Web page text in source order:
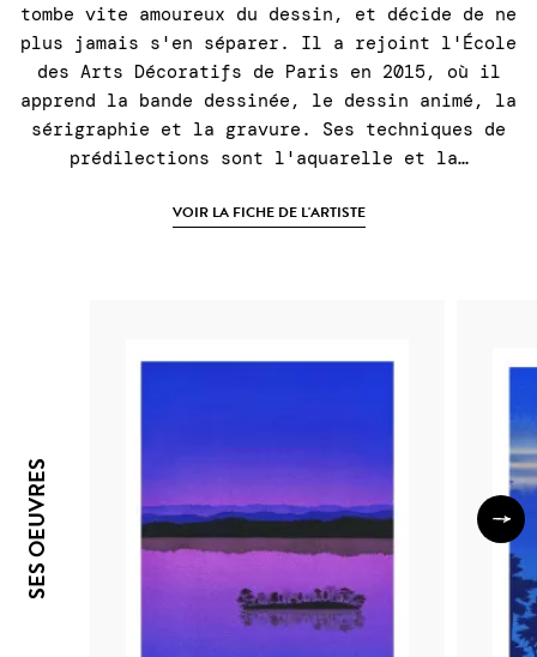
tombe vite amoureux du dessin, et décide de ne
plus jamais s'en séparer. Il a rejoint l'École
des Arts Décoratifs de Paris en 2015, où il
apprend la bande dessinée, le dessin animé, la
sérigraphie et la gravure. Ses techniques de
prédilections sont l'aquarelle et la…
VOIR LA FICHE DE L'ARTISTE
SES OEUVRES